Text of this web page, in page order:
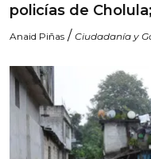
policías de
Anaid Piñas / Ciudadanía y